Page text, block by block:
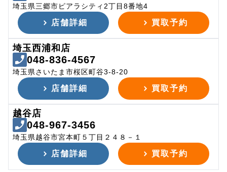
埼玉県三郷市ピアラシティ2丁目8番地4
店舗詳細 買取予約
埼玉西浦和店
048-836-4567
埼玉県さいたま市桜区町谷3-8-20
店舗詳細 買取予約
越谷店
048-967-3456
埼玉県越谷市宮本町５丁目２４８－１
店舗詳細 買取予約